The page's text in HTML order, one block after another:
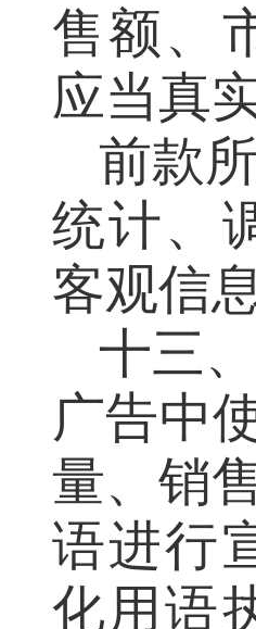
售额、
应当真
前款
统计、
客观信
十三
广告中
量、销
语进行
化用语